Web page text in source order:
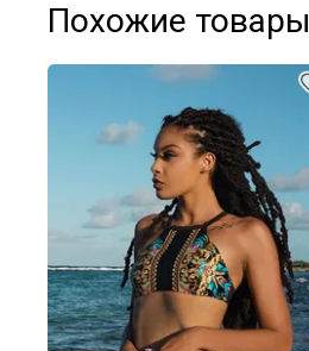
Похожие товары